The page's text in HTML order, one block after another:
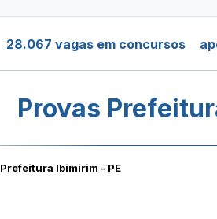
28.067 vagas em concursos
Provas
Prefeitura Ibimirim - PE